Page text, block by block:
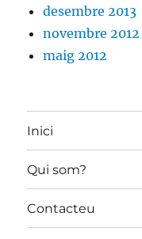
desembre 2013
novembre 2012
maig 2012
Inici
Qui som?
Contacteu